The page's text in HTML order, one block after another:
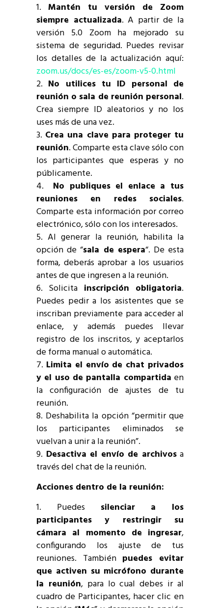
Mantén tu versión de Zoom
siempre actualizada. A partir de la
versión 5.0 Zoom ha mejorado su
sistema de seguridad. Puedes revisar
los detalles de la actualización aquí:
zoom.us/docs/es-es/zoom-v5-0.html
No utilices tu ID personal de
reunión o sala de reunión personal.
Crea siempre ID aleatorios y no los
uses más de una vez.
Crea una clave para proteger tu
reunión. Comparte esta clave sólo con
los participantes que esperas y no
públicamente.
No publiques el enlace a tus
reuniones en redes sociales.
Comparte esta información por correo
electrónico, sólo con los interesados.
Al generar la reunión, habilita la
opción de “sala de espera“. De esta
forma, deberás aprobar a los usuarios
antes de que ingresen a la reunión.
Solicita inscripción obligatoria.
Puedes pedir a los asistentes que se
inscriban previamente para acceder al
enlace, y además puedes llevar
registro de los inscritos, y aceptarlos
de forma manual o automática.
Limita el envío de chat privados
y el uso de pantalla compartida en
la configuración de ajustes de tu
reunión.
Deshabilita la opción “permitir que
los participantes eliminados se
vuelvan a unir a la reunión”.
Desactiva el envío de archivosa
través del chat de la reunión.
Acciones dentro de la reunión:
Puedes silenciar a los
participantes y restringir su
cámara al momento de ingresar,
configurando los ajuste de tus
reuniones. También puedes evitar
que activen su micrófono durante
la reunión, para lo cual debes ir al
cuadro de Participantes, hacer clic en